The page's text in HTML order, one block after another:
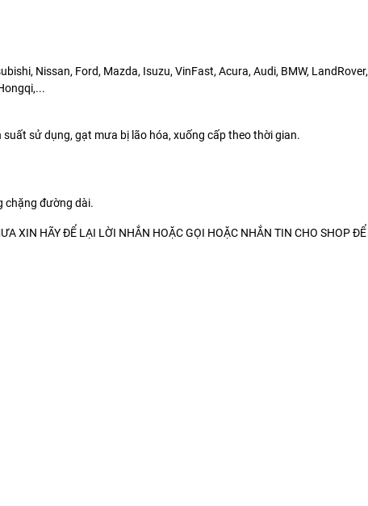
Nissan, Ford, Mazda, Isuzu, VinFast, Acura, Audi, BMW,
sử dụng, gạt mưa bị lão hóa, xuống cấp theo thời gian.
chặng đường dài.
XIN HÃY ĐỂ LẠI LỜI NHẮN HOẶC GỌI HOẶC NHẮN TIN CHO SHOP